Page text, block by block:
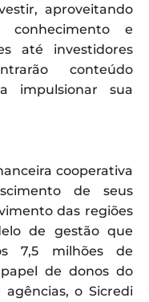
aproveitando
e
até investidores
conteúdo
impulsionar sua
cooperativa
de seus
das regiões
de gestão que
7,5 milhões de
de donos do
o Sicredi